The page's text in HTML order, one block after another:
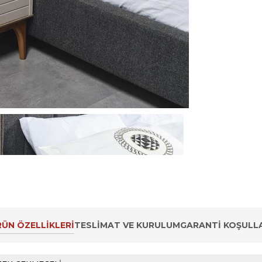
ÖZELLIKLERITESLIMAT VE KURULUMGARANTI